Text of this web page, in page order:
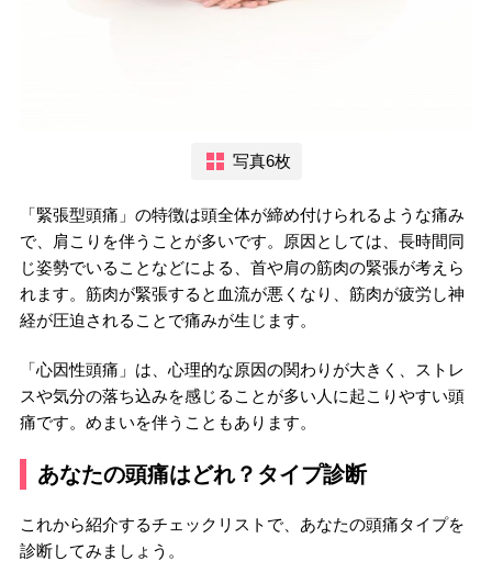
写真6枚
「緊張型頭痛」の特徴は頭全体が締め付けられるような痛み
で、肩こりを伴うことが多いです。原因としては、長時間同
じ姿勢でいることなどによる、首や肩の筋肉の緊張が考えら
れます。筋肉が緊張すると血流が悪くなり、筋肉が疲労し神
経が圧迫されることで痛みが生じます。
「心因性頭痛」は、心理的な原因の関わりが大きく、ストレ
スや気分の落ち込みを感じることが多い人に起こりやすい頭
痛です。めまいを伴うこともあります。
あなたの頭痛はどれ？タイプ診断
これから紹介するチェックリストで、あなたの頭痛タイプを
診断してみましょう。